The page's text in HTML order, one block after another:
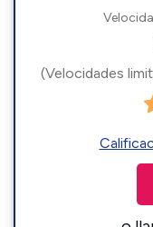
(Velocidades